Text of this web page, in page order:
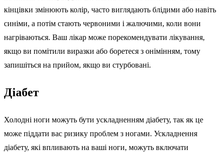
кінцівки змінюють колір, часто виглядають блідими або навіть
синіми, а потім стають червоними і жалючими, коли вони
нагріваються. Ваш лікар може порекомендувати лікування,
якщо ви помітили виразки або боретеся з онімінням, тому
запишіться на прийом, якщо ви стурбовані.
Діабет
Холодні ноги можуть бути ускладненням діабету, так як це
може піддати вас ризику проблем з ногами. Ускладнення
діабету, які впливають на ваші ноги, можуть включати